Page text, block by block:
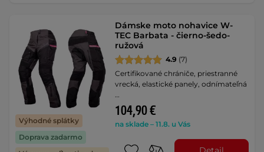
Výhodné splátky
Doprava zadarmo
Dámske moto nohavice W-
TEC Barbata - čierno-šedo-
ružová
4.9 (7)
Certifikované chrániče, priestranné
vrecká, elastické panely, odnímateľná
104,90 €
na sklade – 11.8. u Vás